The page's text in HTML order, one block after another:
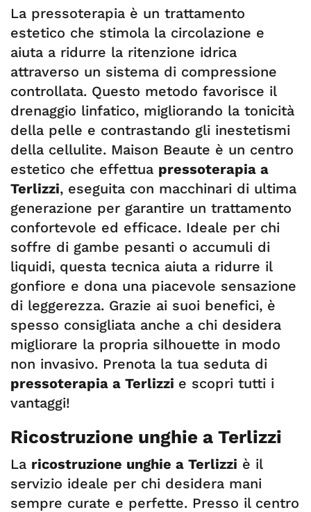
La pressoterapia è un trattamento
estetico che stimola la circolazione e
aiuta a ridurre la ritenzione idrica
attraverso un sistema di compressione
controllata. Questo metodo favorisce il
drenaggio linfatico, migliorando la tonicità
della pelle e contrastando gli inestetismi
della cellulite. Maison Beaute è un centro
estetico che effettua pressoterapia a
Terlizzi, eseguita con macchinari di ultima
generazione per garantire un trattamento
confortevole ed efficace. Ideale per chi
soffre di gambe pesanti o accumuli di
liquidi, questa tecnica aiuta a ridurre il
gonfiore e dona una piacevole sensazione
di leggerezza. Grazie ai suoi benefici, è
spesso consigliata anche a chi desidera
migliorare la propria silhouette in modo
non invasivo. Prenota la tua seduta di
pressoterapia a Terlizzi e scopri tutti i
vantaggi!
Ricostruzione unghie a Terlizzi
La ricostruzione unghie a Terlizzi è il
servizio ideale per chi desidera mani
sempre curate e perfette. Presso il centro